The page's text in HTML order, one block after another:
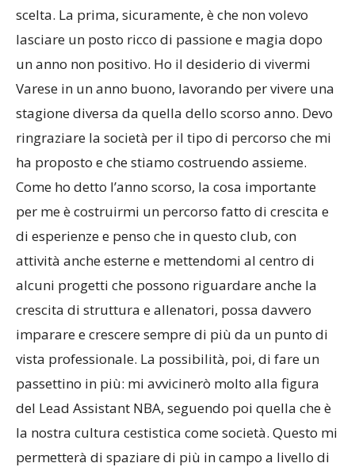
scelta. La prima, sicuramente, è che non volevo
lasciare un posto ricco di passione e magia dopo
un anno non positivo. Ho il desiderio di vivermi
Varese in un anno buono, lavorando per vivere una
stagione diversa da quella dello scorso anno. Devo
ringraziare la società per il tipo di percorso che mi
ha proposto e che stiamo costruendo assieme.
Come ho detto l’anno scorso, la cosa importante
per me è costruirmi un percorso fatto di crescita e
di esperienze e penso che in questo club, con
attività anche esterne e mettendomi al centro di
alcuni progetti che possono riguardare anche la
crescita di struttura e allenatori, possa davvero
imparare e crescere sempre di più da un punto di
vista professionale. La possibilità, poi, di fare un
passettino in più: mi avvicinerò molto alla figura
del Lead Assistant NBA, seguendo poi quella che è
la nostra cultura cestistica come società. Questo mi
permetterà di spaziare di più in campo a livello di